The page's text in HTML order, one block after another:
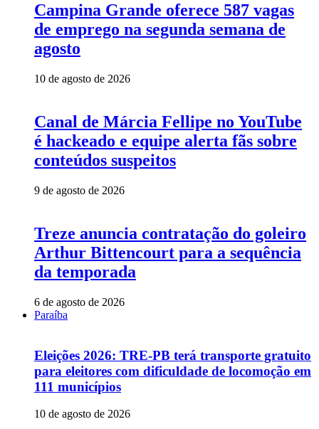
Campina Grande oferece 587 vagas
de emprego na segunda semana de
agosto
10 de agosto de 2026
Canal de Márcia Fellipe no YouTube
é hackeado e equipe alerta fãs sobre
conteúdos suspeitos
9 de agosto de 2026
Treze anuncia contratação do goleiro
Arthur Bittencourt para a sequência
da temporada
6 de agosto de 2026
Paraíba
Eleições 2026: TRE-PB terá transporte gratuito
para eleitores com dificuldade de locomoção em
111 municípios
10 de agosto de 2026